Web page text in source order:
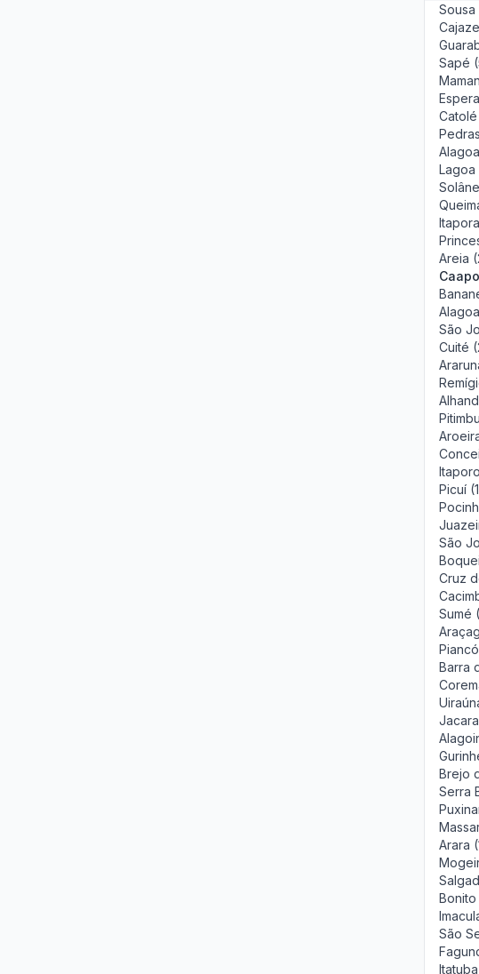
Sapé
Lagoa
Areia
São
Cuité
Picuí
São
Cruz
Sumé
Piancó
Barra
Brejo
Serra
Arara
Bonito
São
Itatuba